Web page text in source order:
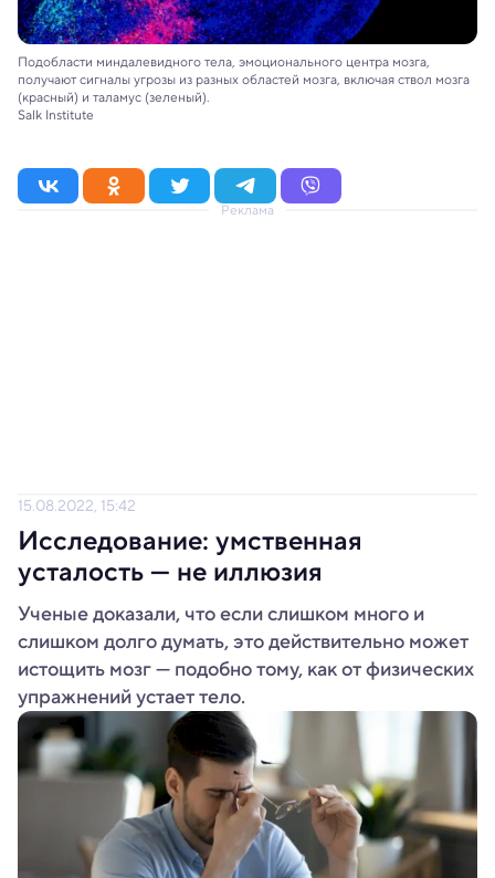
Подобласти миндалевидного тела, эмоционального центра мозга,
получают сигналы угрозы из разных областей мозга, включая ствол мозга
(красный) и таламус (зеленый).
Salk Institute
Реклама
15.08.2022, 15:42
Исследование: умственная
усталость — не иллюзия
Ученые доказали, что если слишком много и
слишком долго думать, это действительно может
истощить мозг — подобно тому, как от физических
упражнений устает тело.